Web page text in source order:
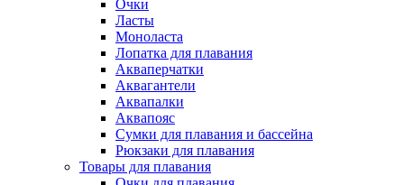
Очки
Ласты
Моноласта
Лопатка для плавания
Акваперчатки
Аквагантели
Аквапалки
Аквапояс
Сумки для плавания и бассейна
Рюкзаки для плавания
Товары для плавания